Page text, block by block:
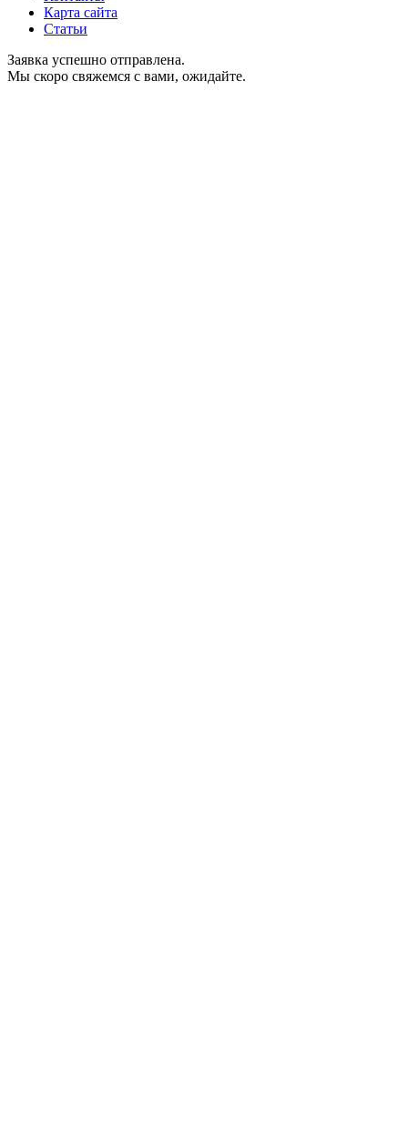
Карта сайта
Статьи
Заявка успешно отправлена.
Мы скоро свяжемся с вами, ожидайте.